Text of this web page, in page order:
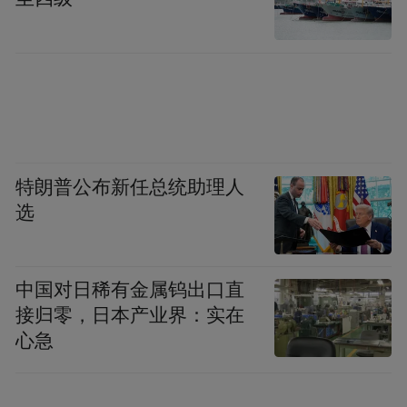
特朗普公布新任总统助理人
选
中国对日稀有金属钨出口直
接归零，日本产业界：实在
心急